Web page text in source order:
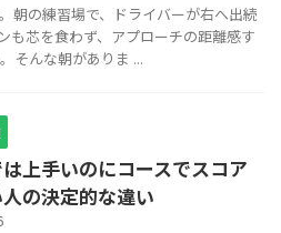
朝の練習場で、ドライバーが右へ出続
も芯を食わず、アプローチの距離感す
そんな朝がありま ...
上手いのにコースでスコア
の決定的な違い